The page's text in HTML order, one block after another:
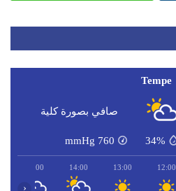
Tempe
صافي بصورة كلية
34%
760
mmHg
12:00
13:00
14:00
15:00
‹